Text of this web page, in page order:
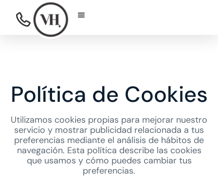
Política de Cookies
Utilizamos cookies propias para mejorar nuestro
servicio y mostrar publicidad relacionada a tus
preferencias mediante el análisis de hábitos de
navegación. Esta política describe las cookies
que usamos y cómo puedes cambiar tus
preferencias.